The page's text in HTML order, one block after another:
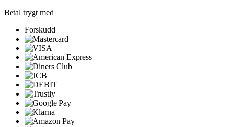
Betal trygt med
Forskudd